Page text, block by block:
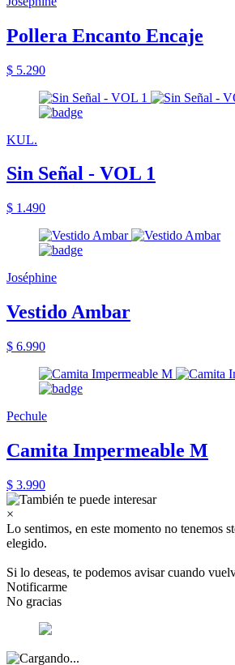
Pollera Encanto Encaje
$ 5.290
KUL.
Sin Señal - VOL 1
$ 1.490
Joséphine
Vestido Ambar
$ 6.990
Pechule
Camita Impermeable M
$ 3.990
×
Lo sentimos, en este momento no tenemos
elegido.
Si lo deseas, te podemos avisar cuando
Notificarme
No gracias